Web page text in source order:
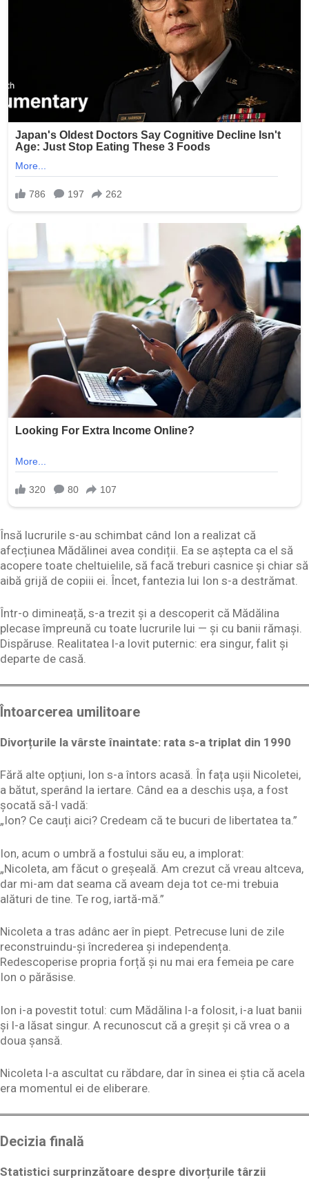
Însă lucrurile s-au schimbat când Ion a realizat că
afecțiunea Mădălinei avea condiții. Ea se aștepta ca el să
acopere toate cheltuielile, să facă treburi casnice și chiar să
aibă grijă de copiii ei. Încet, fantezia lui Ion s-a destrămat.
Într-o dimineață, s-a trezit și a descoperit că Mădălina
plecase împreună cu toate lucrurile lui — și cu banii rămași.
Dispăruse. Realitatea l-a lovit puternic: era singur, falit și
departe de casă.
Întoarcerea umilitoare
Divorțurile la vârste înaintate: rata s-a triplat din 1990
Fără alte opțiuni, Ion s-a întors acasă. În fața ușii Nicoletei,
a bătut, sperând la iertare. Când ea a deschis ușa, a fost
șocată să-l vadă:
„Ion? Ce cauți aici? Credeam că te bucuri de libertatea ta.”
Ion, acum o umbră a fostului său eu, a implorat:
„Nicoleta, am făcut o greșeală. Am crezut că vreau altceva,
dar mi-am dat seama că aveam deja tot ce-mi trebuia
alături de tine. Te rog, iartă-mă.”
Nicoleta a tras adânc aer în piept. Petrecuse luni de zile
reconstruindu-și încrederea și independența.
Redescoperise propria forță și nu mai era femeia pe care
Ion o părăsise.
Ion i-a povestit totul: cum Mădălina l-a folosit, i-a luat banii
și l-a lăsat singur. A recunoscut că a greșit și că vrea o a
doua șansă.
Nicoleta l-a ascultat cu răbdare, dar în sinea ei știa că acela
era momentul ei de eliberare.
Decizia finală
Statistici surprinzătoare despre divorțurile târzii